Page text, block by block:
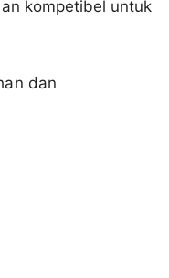
kompetibel untuk
dan